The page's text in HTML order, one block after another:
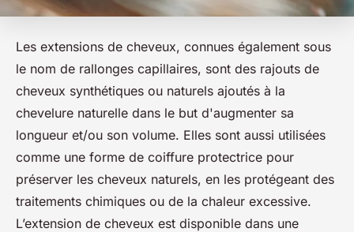
Les extensions de cheveux, connues également sous
le nom de rallonges capillaires, sont des rajouts de
cheveux synthétiques ou naturels ajoutés à la
chevelure naturelle dans le but d'augmenter sa
longueur et/ou son volume. Elles sont aussi utilisées
comme une forme de coiffure protectrice pour
préserver les cheveux naturels, en les protégeant des
traitements chimiques ou de la chaleur excessive.
L’extension de cheveux est disponible dans une